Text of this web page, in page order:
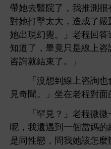
帶
醫院 ， 推測很
對
打擊太 ，造成 嚴
現
。」老程回答
，畢竟只
線 咨
咨詢就結束
。」
「沒
到線 咨詢也
見奇聞。」
老程對面
「罕見？」老程微微
呢，
還遇到 個當媽
同性戀，問
該
麼